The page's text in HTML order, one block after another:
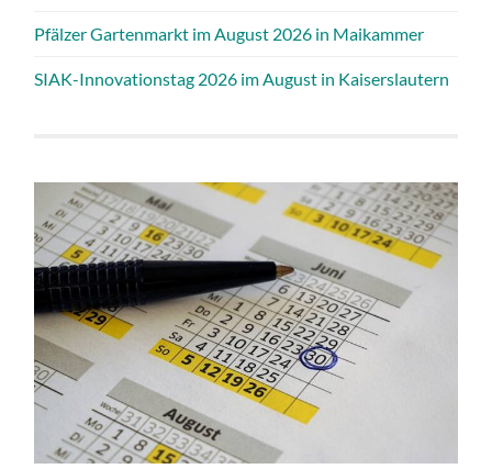
Pfälzer Gartenmarkt im August 2026 in Maikammer
SIAK-Innovationstag 2026 im August in Kaiserslautern